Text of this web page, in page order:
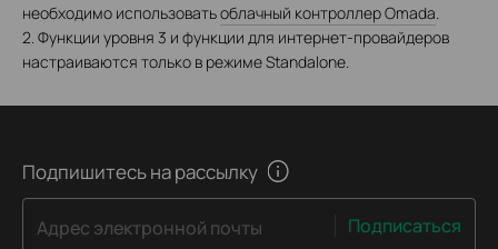
необходимо использоватьоблачный контроллер Omada
2. Функции уровня 3 и функции для интернет-провайдеров
настраиваются только в режиме Standalone.
Подпишитесь на рассылку
Адрес электронной почты Подписаться